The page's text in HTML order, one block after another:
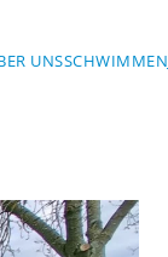
UNSSCHWIMMEN